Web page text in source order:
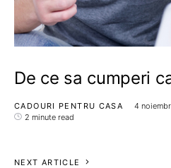
De ce sa cumperi
CADOURI PENTRU CASA 4
2 minute read
NEXT ARTICLE